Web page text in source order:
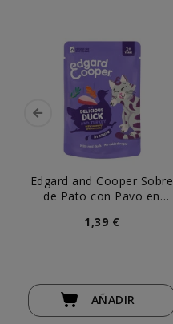
Edgard and Cooper Sobre
de Pato con Pavo en
1,39 €
AÑADIR